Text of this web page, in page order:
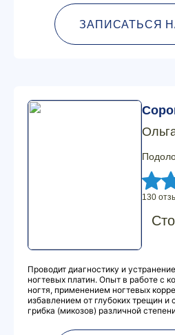
ЗАПИСАТЬСЯ
130
Проводит диагностику и
ногтевых платин. Опыт в работе с
ногтя, применением ногтевых
избавлением от глубоких трещин
грибка (микозов) различной